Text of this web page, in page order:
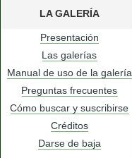
LA GALERÍA
Presentación
Las galerías
Manual de uso de la galería
Preguntas frecuentes
Cómo buscar y suscribirse
Créditos
Darse de baja